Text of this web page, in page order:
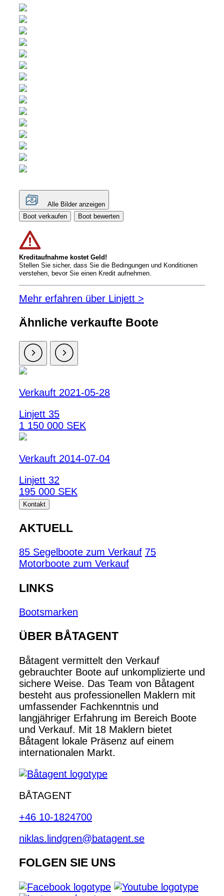
Alle Bilder anzeigen
Boot verkaufen
Boot bewerten
Kreditaufnahme kostet Geld!
Stellen Sie sicher, dass Sie die Bedingungen und Konditionen
verstehen, bevor Sie einen Kredit aufnehmen.
Mehr erfahren über Linjett >
Ähnliche verkaufte Boote
Verkauft 2021-05-28
Linjett 35
1 150 000 SEK
Verkauft 2014-07-04
Linjett 32
195 000 SEK
Kontakt
AKTUELL
85 Segelboote zum Verkauf 75
Motorboote zum Verkauf
LINKS
Bootsmarken
ÜBER BÅTAGENT
Båtagent vermittelt den Verkauf
gebrauchter Boote auf unkomplizierte und
sichere Weise. Das Team von Båtagent
besteht aus professionellen Maklern mit
umfassender Fachkenntnis und
langjähriger Erfahrung im Bereich Boote
und Verkauf. Mit 18 Maklern bietet
Båtagent lokale Präsenz auf einem
internationalen Markt.
BÅTAGENT
+46 10-1824700
niklas.lindgren@batagent.se
FOLGEN SIE UNS